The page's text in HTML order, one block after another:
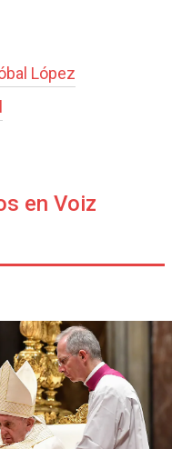
López
en Voiz